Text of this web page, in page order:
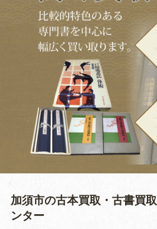
加須市の古本買取・古書買取
ンター